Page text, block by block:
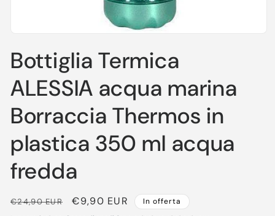
multimediali
1
finestra
modale
Bottiglia Termica
ALESSIA acqua marina
Borraccia Thermos in
plastica 350 ml acqua
fredda
Prezzo
€24,90 EUR
Prezzo
€9,90 EUR In offerta